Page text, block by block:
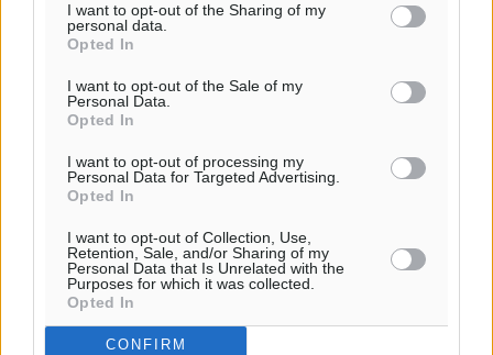
I want to opt-out of the Sharing of my
personal data.
Opted In
I want to opt-out of the Sale of my
Personal Data.
Opted In
I want to opt-out of processing my
Personal Data for Targeted Advertising.
Opted In
I want to opt-out of Collection, Use,
Retention, Sale, and/or Sharing of my
Personal Data that Is Unrelated with the
Purposes for which it was collected.
Opted In
CONFIRM
Στις περιπτώσεις που τα τουριστικά καταλύματα του ν.
4276/2014 που εμπίπτουν στο πεδίο εφαρμογής του
φόρου διαμονής διατίθενται σε πλατφόρμες
διαμοιρασμού
(τύπου airbnb κλπ), και παρέχονται προς τους
διαμένοντες και λοιπές υπηρεσίες πέραν των
κλινοσκεπασμάτων, οι διαχειριστές των ακινήτων αυτών
θα πρέπει για τα συγκεκριμένα ακίνητα να αποδίδουν και
φόρο διαμονής, καθώς οι εν λόγω μισθώσεις δεν
θεωρούνται αστικές, αλλά πρόκειται για υπηρεσίες
διαμονής που παρέχονται από τουριστικές επιχειρήσεις-